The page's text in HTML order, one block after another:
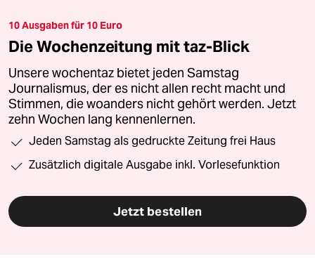
10 Ausgaben für 10 Euro
Die Wochenzeitung mit taz-Blick
Unsere wochentaz bietet jeden Samstag
Journalismus, der es nicht allen recht macht und
Stimmen, die woanders nicht gehört werden. Jetzt
zehn Wochen lang kennenlernen.
Jeden Samstag als gedruckte Zeitung frei Haus
Zusätzlich digitale Ausgabe inkl. Vorlesefunktion
Jetzt bestellen